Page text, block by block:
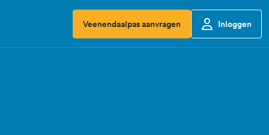
Veenendaalpas aanvragen Inloggen